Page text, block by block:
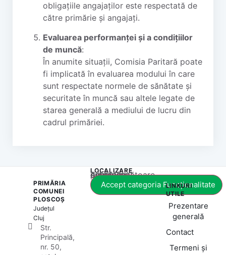
obligațiile angajaților este respectată de
către primărie și angajați.
Evaluarea performanței și a condițiilor
de muncă:
În anumite situații, Comisia Paritară poate
fi implicată în evaluarea modului în care
sunt respectate normele de sănătate și
securitate în muncă sau altele legate de
starea generală a mediului de lucru din
cadrul primăriei.
PRIMĂRIA
COMUNEI
PLOSCOȘ
Județul
Cluj
Str.
Principală,
nr. 50,
LOCALIZARE
Acest conținut este blocat până când acceptați categoria corespunzătoare de cookie-uri.
Accept categoria Funcționalitate
LINKURI
UTILE
Prezentare
generală
Contact
Termeni și